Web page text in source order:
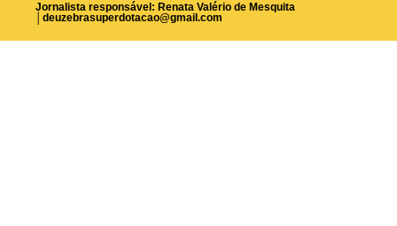
Jornalista responsável: Renata Valério de Mesquita
deuzebrasuperdotacao@gmail.com